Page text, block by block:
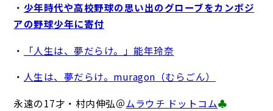
・ 少年時代や高校野球の思い出のグローブをカンボジ
アの野球少年に寄付
・
「人生は、夢だらけ。」能年玲奈
・ 人生は、夢だらけ。muragon（むらごん）
永遠の17才・村内伸弘＠ムラウチ ドットコム♣